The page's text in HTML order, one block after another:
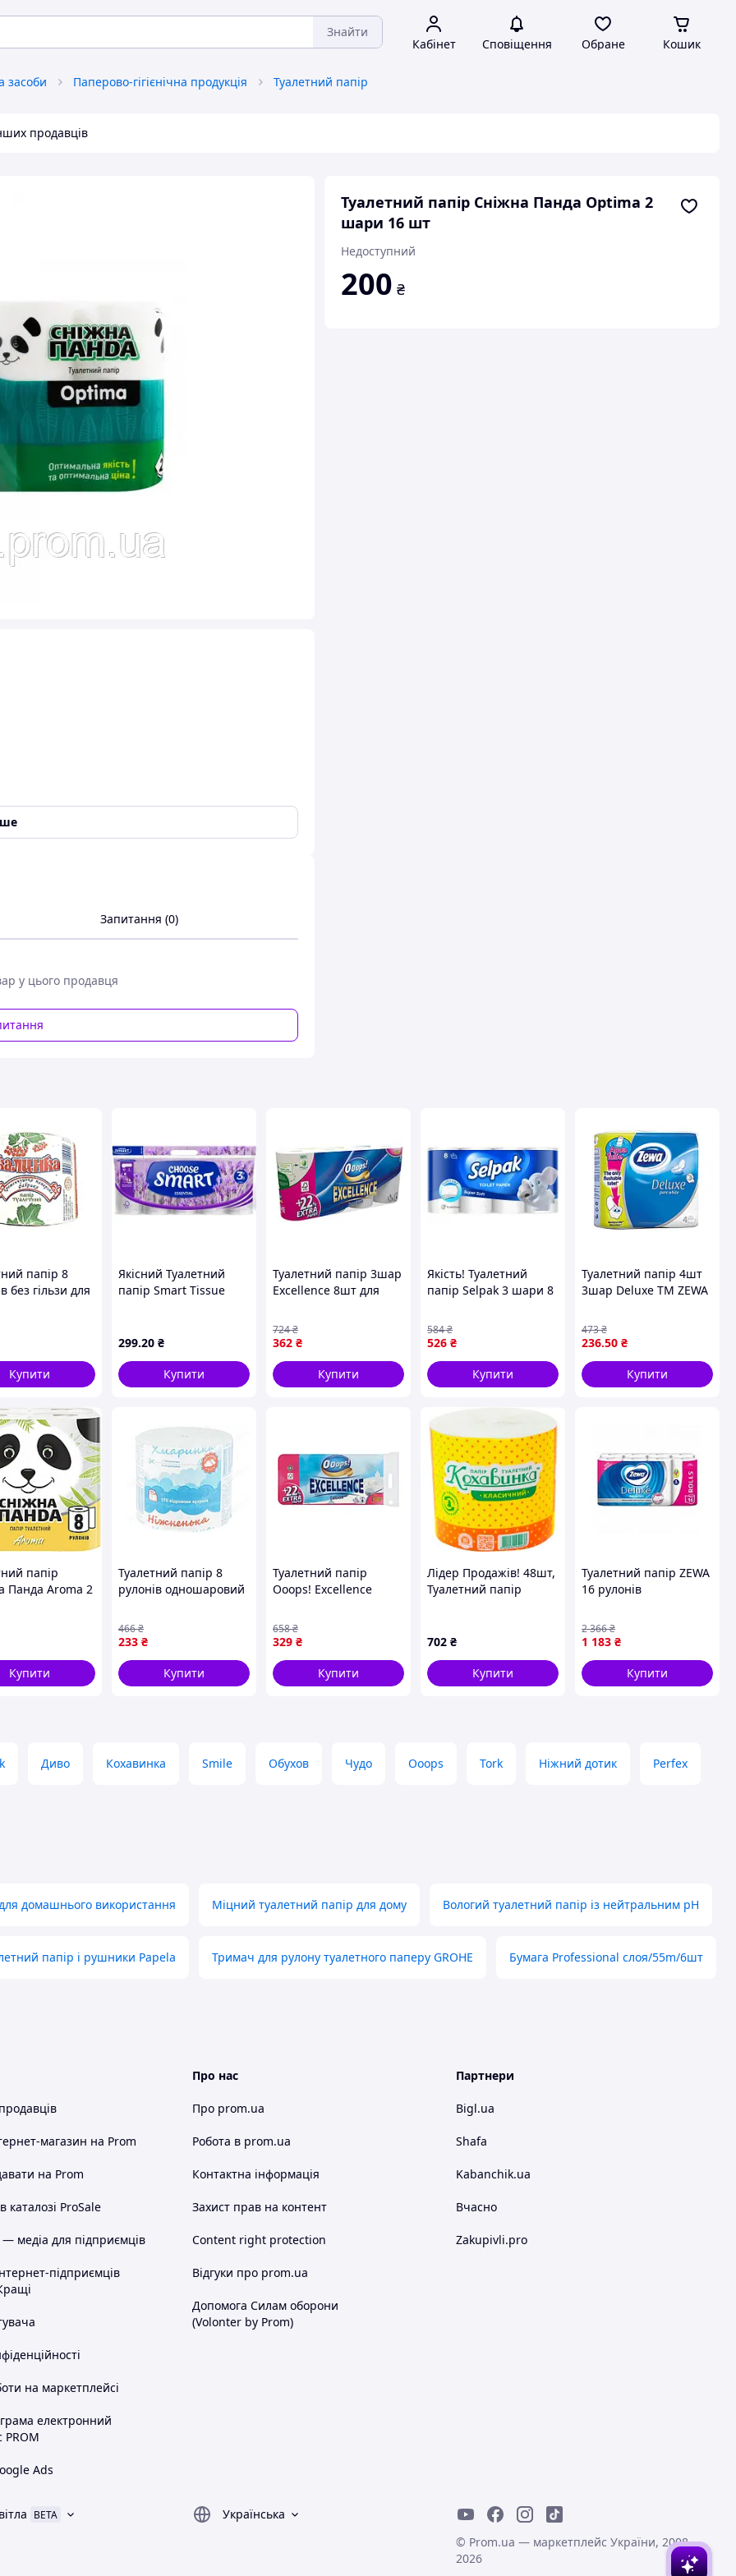
Знайти
Кабінет Сповіщення Обране Кошик
засоби Паперово-гігієнічна продукція Туалетний папір
продавців
Туалетний папір Сніжна Панда Optima 2
шари 16 шт
Недоступний
200 ₴
як для дому, так і для офісу! Чисто біла,
Запитання (0)
у цього продавця
папір 8
без гільзи для
сірий
Купити
Якісний Туалетний
папір Smart Tissue
(5944582100121)
299.20 ₴
Купити
Туалетний папір 3шар
Excellence 8шт для
використання м'який
та міцний
362 ₴
724₴
Купити
Якість! Туалетний
папір Selpak 3 шари 8
(8690530204515) -
Гарантія! Сервіс!
526 ₴
584₴
Купити
Туалетний папір 4шт
3шар Deluxe ТМ ZEWA
236.50 ₴
473₴
Купити
папір
Панда Aroma 2
Купити
Туалетний папір 8
рулонів одношаровий
малюнком хмар
блакитна ТМ
233 ₴
466₴
Купити
Туалетний папір
Ooops! Excellence
шаровий, 150
відривів, 8 рулонів
329 ₴
658₴
Купити
Лідер Продажів! 48шт,
Туалетний папір
- КлікБай
702 ₴
Купити
Туалетний папір ZEWA
16 рулонів
домашнього
використання м'який
1 183 ₴
2 366₴
Купити
Диво Кохавинка Smile Обухов Чудо Ooops Tork Ніжний дотик Perfex
домашнього використання Міцний туалетний папір для дому Вологий туалетний папір із нейтральним pH
папір і рушники Papela Тримач для рулону туалетного паперу GROHE Бумага Professional слоя/55m/6шт
магазин на Prom
на Prom
каталозі ProSale
медіа для підприємців
підприємців
на маркетплейсі
електронний
PROM
Ads
Про нас
Про prom.ua
Робота в prom.ua
Контактна інформація
Захист прав на контент
Content right protection
Відгуки про prom.ua
Допомога Силам оборони
(Volonter by Prom)
Партнери
Bigl.ua
Shafa
Kabanchik.ua
Вчасно
Zakupivli.pro
BETA
Українська
© Prom.ua — маркетплейс України, 2008-
2026